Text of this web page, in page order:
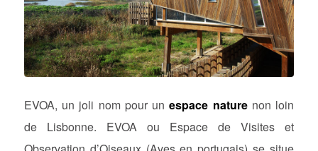
EVOA, un joli nom pour unespace naturenon loin
de Lisbonne. EVOA ou Espace de Visites et